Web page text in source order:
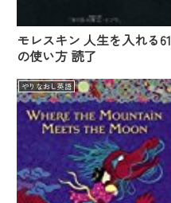
モレスキン 人生を入れる61
の使い方 読了
やりなおし英語